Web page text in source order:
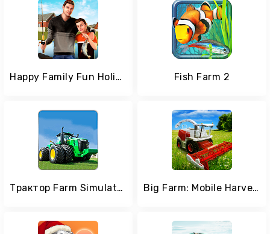
Happy Family Fun Holidays : Hillside Farm Fish Farm 2
Трактор Farm Simulator 3D Pro Big Farm: Mobile Harvest – Free Farming Game